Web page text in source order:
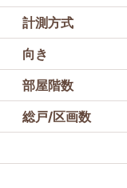
計測方式
向き
部屋階数
総戸/区画数